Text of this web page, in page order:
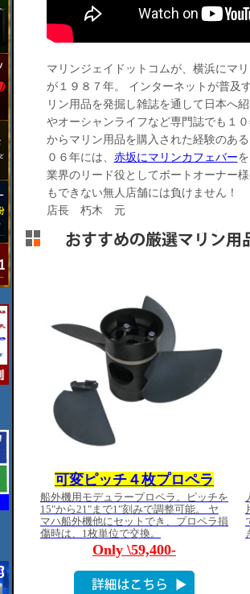
マリンジェイドットコムが、横浜にマ
が１９８７年。 インターネットが普及
リン用品を発掘し雑誌を通して日本へ
やオーシャンライフなど専門誌でも１
からマリン用品を購入された経験のあ
０６年には、 赤坂にマリンカフェバー
業界のリード役としてボートオーナー
もできない無人店舗には負けません！
店長 朽木 元